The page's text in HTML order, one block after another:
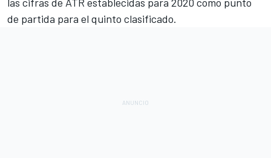
de partida para el quinto clasificado.